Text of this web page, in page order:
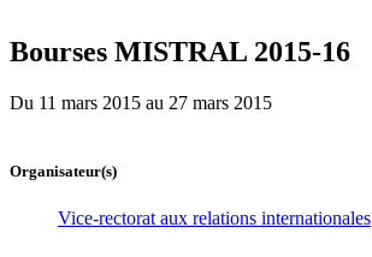
Bourses MISTRAL 2015-16
Du 11 mars 2015 au 27 mars 2015
Organisateur(s)
Vice-rectorat aux relations internationales